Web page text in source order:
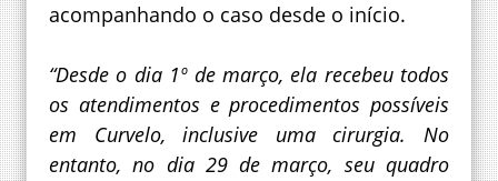
acompanhando o caso desde o início.
“Desde o dia 1º de março, ela recebeu todos
os atendimentos e procedimentos possíveis
em Curvelo, inclusive uma cirurgia. No
entanto, no dia 29 de março, seu quadro